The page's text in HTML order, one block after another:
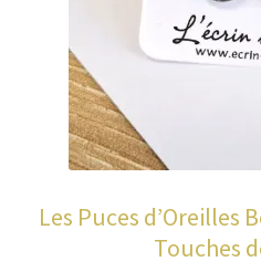
Les Puces d’Oreilles
Touches